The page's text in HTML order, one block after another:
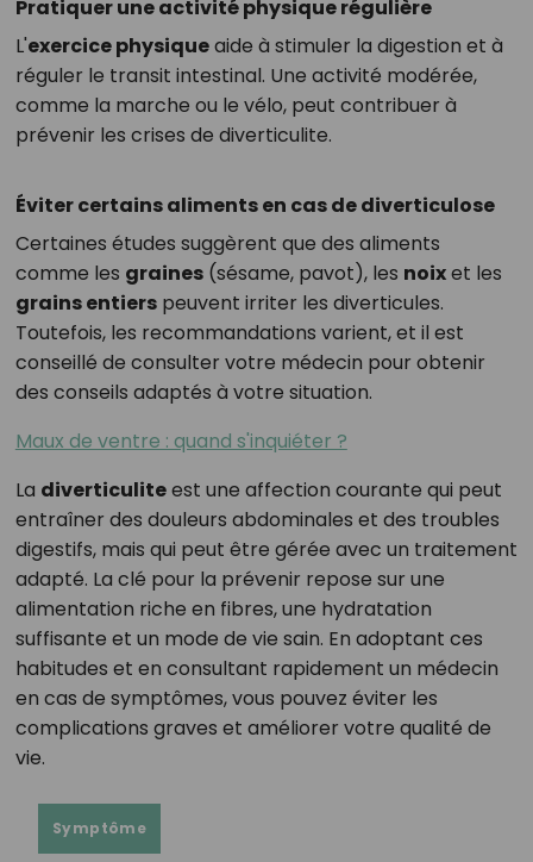
Pratiquer une activité physique régulière
L'exercice physiqueaide à stimuler la digestion et à
réguler le transit intestinal. Une activité modérée,
comme la marche ou le vélo, peut contribuer à
prévenir les crises de diverticulite.
Éviter certains aliments en cas de diverticulose
Certaines études suggèrent que des aliments
comme les graines(sésame, pavot), les noixet les
grains entierspeuvent irriter les diverticules.
Toutefois, les recommandations varient, et il est
conseillé de consulter votre médecin pour obtenir
des conseils adaptés à votre situation.
Maux de ventre : quand s'inquiéter ?
La diverticuliteest une affection courante qui peut
entraîner des douleurs abdominales et des troubles
digestifs, mais qui peut être gérée avec un traitement
adapté. La clé pour la prévenir repose sur une
alimentation riche en fibres, une hydratation
suffisante et un mode de vie sain. En adoptant ces
habitudes et en consultant rapidement un médecin
en cas de symptômes, vous pouvez éviter les
complications graves et améliorer votre qualité de
vie.
Symptôme